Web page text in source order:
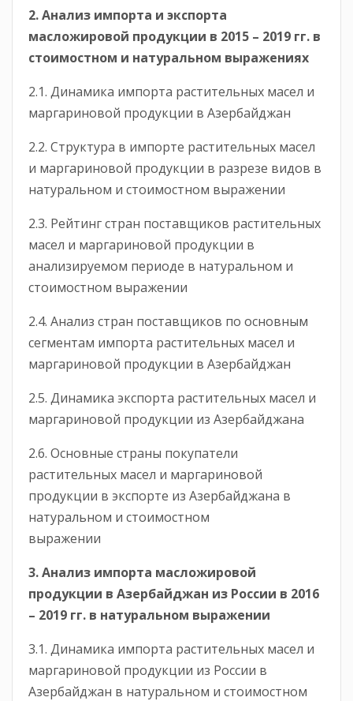
2. Анализ импорта и экспорта
масложировой продукции в 2015 – 2019 гг. в
стоимостном и натуральном выражениях
2.1. Динамика импорта растительных масел и
маргариновой продукции в Азербайджан
2.2. Структура в импорте растительных масел
и маргариновой продукции в разрезе видов в
натуральном и стоимостном выражении
2.3. Рейтинг стран поставщиков растительных
масел и маргариновой продукции в
анализируемом периоде в натуральном и
стоимостном выражении
2.4. Анализ стран поставщиков по основным
сегментам импорта растительных масел и
маргариновой продукции в Азербайджан
2.5. Динамика экспорта растительных масел и
маргариновой продукции из Азербайджана
2.6. Основные страны покупатели
растительных масел и маргариновой
продукции в экспорте из Азербайджана в
натуральном и стоимостном
выражении
3. Анализ импорта масложировой
продукции в Азербайджан из России в 2016
– 2019 гг. в натуральном выражении
3.1. Динамика импорта растительных масел и
маргариновой продукции из России в
Азербайджан в натуральном и стоимостном